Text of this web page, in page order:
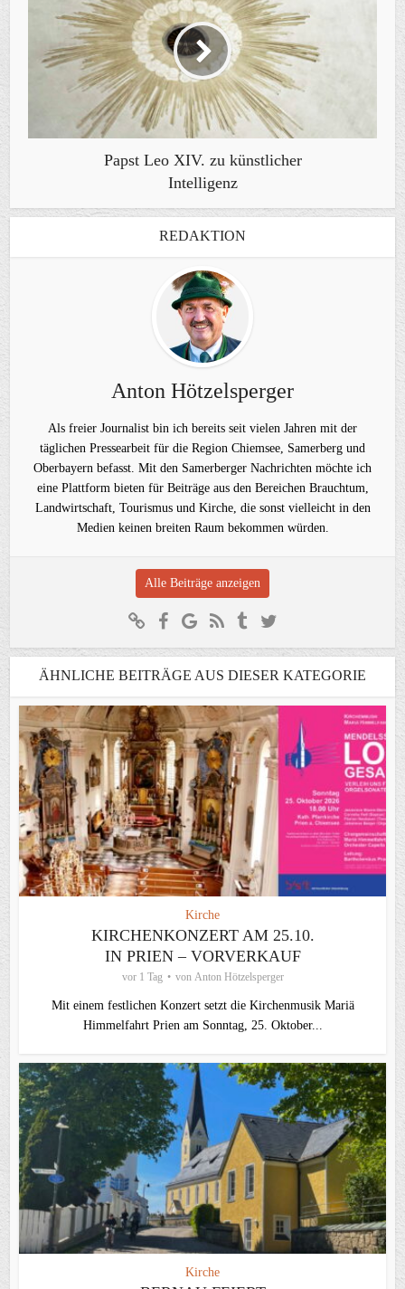
Papst Leo XIV. zu künstlicher
Intelligenz
REDAKTION
Anton Hötzelsperger
Als freier Journalist bin ich bereits seit vielen Jahren mit der
täglichen Pressearbeit für die Region Chiemsee, Samerberg und
Oberbayern befasst. Mit den Samerberger Nachrichten möchte ich
eine Plattform bieten für Beiträge aus den Bereichen Brauchtum,
Landwirtschaft, Tourismus und Kirche, die sonst vielleicht in den
Medien keinen breiten Raum bekommen würden.
Alle Beiträge anzeigen
ÄHNLICHE BEITRÄGE AUS DIESER KATEGORIE
Kirche
KIRCHENKONZERT AM 25.10.
IN PRIEN – VORVERKAUF
vor 1 Tag von Anton Hötzelsperger
Mit einem festlichen Konzert setzt die Kirchenmusik Mariä
Himmelfahrt Prien am Sonntag, 25. Oktober...
Kirche